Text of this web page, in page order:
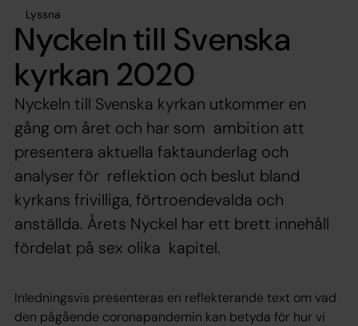
Lyssna
Nyckeln till Svenska
kyrkan 2020
Nyckeln till Svenska kyrkan utkommer en
gång om året och har som ambition att
presentera aktuella faktaunderlag och
analyser för reflektion och beslut bland
kyrkans frivilliga, förtroendevalda och
anställda. Årets Nyckel har ett brett innehåll
fördelat på sex olika kapitel.
Inledningsvis presenteras en reflekterande text om vad
den pågående coronapandemin kan betyda för hur vi